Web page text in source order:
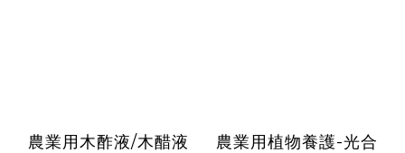
農業用木酢液/木醋液
農業用植物養護-光合